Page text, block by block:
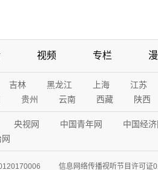
视频 专栏
吉林 黑龙江 上海 江苏
贵州 云南 西藏 陕西
央视网 中国青年网 中国经济
信息网络传播视听节目许可证